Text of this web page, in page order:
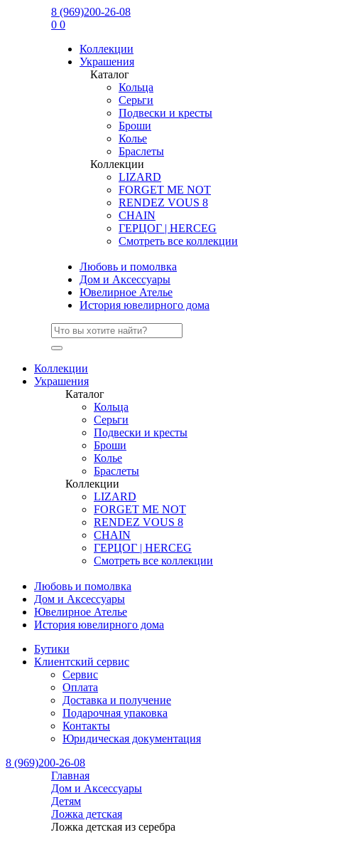
8 (969)200-26-08
0 0
Коллекции
Украшения
Каталог
Кольца
Серьги
Подвески и кресты
Броши
Колье
Браслеты
Коллекции
LIZARD
FORGET ME NOT
RENDEZ VOUS 8
CHAIN
ГЕРЦОГ | HERCEG
Смотреть все коллекции
Любовь и помолвка
Дом и Аксессуары
Ювелирное Ателье
История ювелирного дома
Коллекции
Украшения
Каталог
Кольца
Серьги
Подвески и кресты
Броши
Колье
Браслеты
Коллекции
LIZARD
FORGET ME NOT
RENDEZ VOUS 8
CHAIN
ГЕРЦОГ | HERCEG
Смотреть все коллекции
Любовь и помолвка
Дом и Аксессуары
Ювелирное Ателье
История ювелирного дома
Бутики
Клиентский сервис
Сервис
Оплата
Доставка и получение
Подарочная упаковка
Контакты
Юридическая документация
8 (969)200-26-08
Главная
Дом и Аксессуары
Детям
Ложка детская
Ложка детская из серебра